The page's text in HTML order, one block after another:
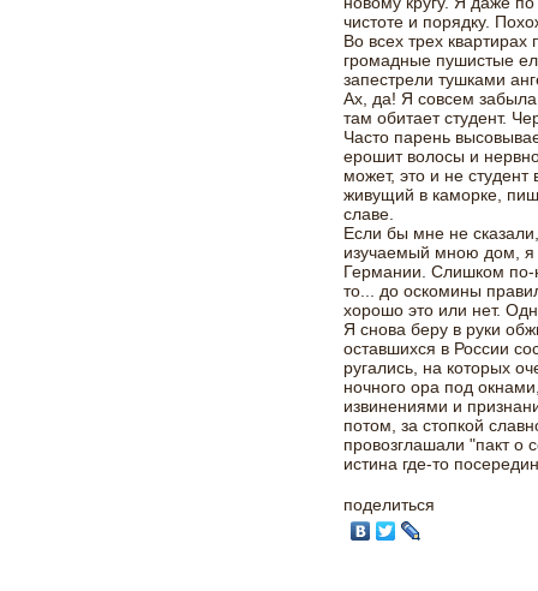
чистоте и порядку.
Во всех трех
громадные пушистые
запестрели тушками
Ах, да! Я совсем
там обитает студент.
Часто парень
ерошит волосы и
может, это и не
живущий в каморке,
славе.
Если бы мне не
изучаемый мною дом, я
Германии. Слишком по-
то... до оскомины
хорошо это или нет.
Я снова беру в руки
оставшихся в России
ругались, на которых
ночного ора под
извинениями и
потом, за стопкой
провозглашали "пакт о
истина где-то
поделиться